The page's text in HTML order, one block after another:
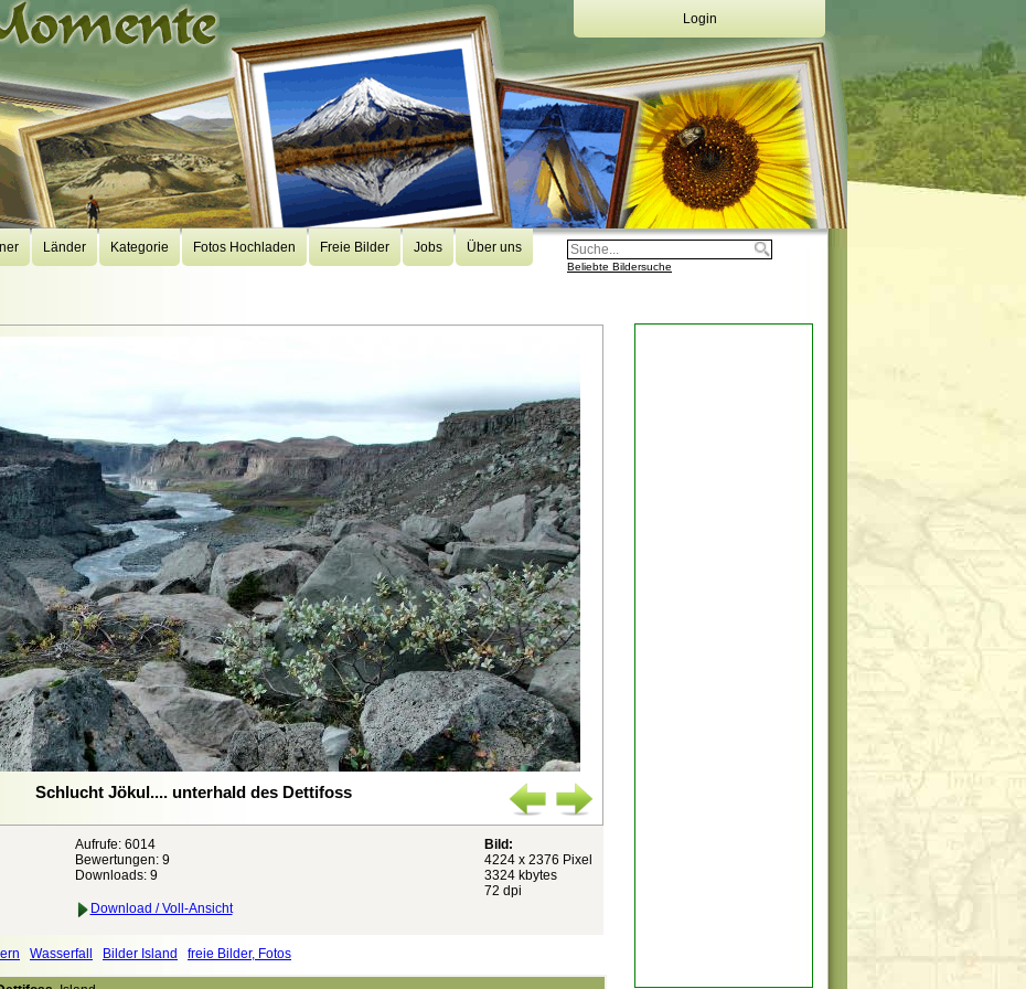
Login
Deine Emailadresse:
Dein Passwort:
Login
Registrierung
Länder Kategorie Fotos Hochladen Freie Bilder Jobs Über uns
Beliebte Bildersuche
Schlucht Jökul.... unterhald des Dettifoss
Aufrufe: 6014
Bewertungen: 9
Downloads: 9
Bild:
4224 x 2376 Pixel
3324 kbytes
72 dpi
Download / Voll-Ansicht
Wasserfall Bilder Island freie Bilder, Fotos